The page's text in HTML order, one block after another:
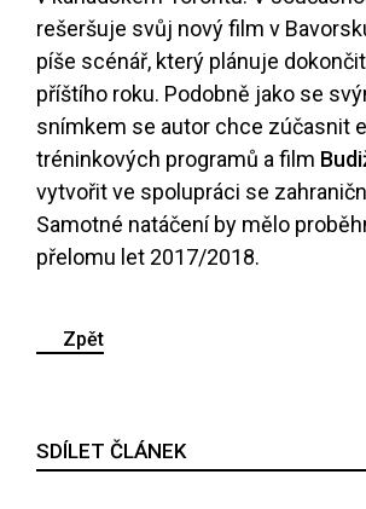
rešeršuje svůj nový film v
píše scénář, který plánuje
příštího roku. Podobně jako se
snímkem se autor chce zúčasnit
tréninkových programů a film
vytvořit ve spolupráci se
Samotné natáčení by mělo
přelomu let 2017/2018.
Zpět
SDÍLET ČLÁNEK